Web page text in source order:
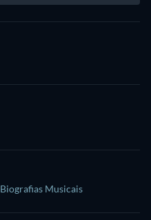
Biografias Musicais